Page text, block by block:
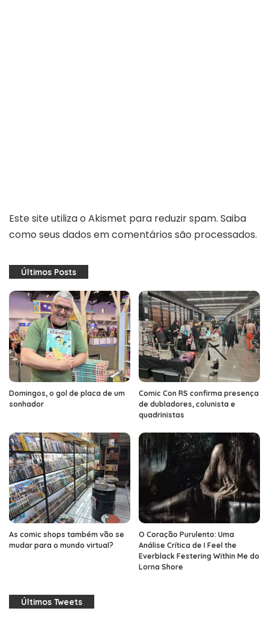
Este site utiliza o Akismet para reduzir spam. Saiba
como seus dados em comentários são processados.
Últimos Posts
Domingos, o gol de placa de um
sonhador
Comic Con RS confirma presença
de dubladores, colunista e
quadrinistas
As comic shops também vão se
mudar para o mundo virtual?
O Coração Purulento: Uma
Análise Crítica de I Feel the
Everblack Festering Within Me do
Lorna Shore
Últimos Tweets